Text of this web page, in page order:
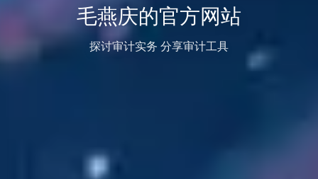
毛燕庆的官方网站
探讨审计实务 分享审计工具